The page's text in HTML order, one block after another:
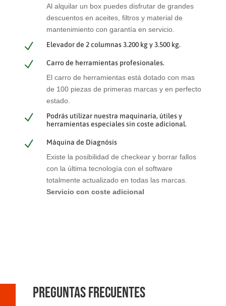
Al alquilar un box puedes disfrutar de grandes
descuentos en aceites, filtros y material de
mantenimiento con garantía en servicio.
N Elevador de 2 columnas 3.200 kg y 3.500 kg.
N
Carro de herramientas profesionales.
El carro de herramientas está dotado con mas
de 100 piezas de primeras marcas y en perfecto
estado.
N
Podrás utilizar nuestra maquinaria, útiles y
herramientas especiales sin coste adicional.
N
Máquina de Diagnósis
Existe la posibilidad de checkear y borrar fallos
con la última tecnología con el software
totalmente actualizado en todas las marcas.
Servicio con coste adicional
Preguntas frecuentes